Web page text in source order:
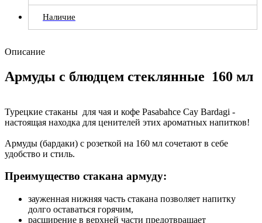
Наличие
Описание
Армуды с блюдцем стеклянные 160 мл
Турецкие стаканы для чая и кофе Pasabahce Cay Bardagi -
настоящая находка для ценителей этих ароматных напитков!
Армуды (бардаки) с розеткой на 160 мл сочетают в себе
удобство и стиль.
Преимущество стакана армуду:
зауженная нижняя часть стакана позволяет напитку
долго оставаться горячим,
расширение в верхней части предотвращает